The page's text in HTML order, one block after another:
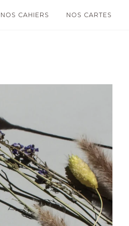
NOS CAHIERS NOS CARTES